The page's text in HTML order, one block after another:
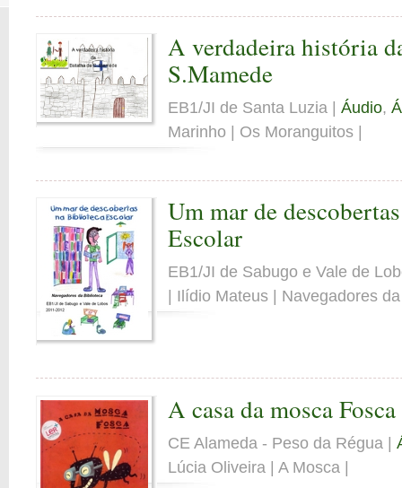
A verdadeira história
S.Mamede
EB1/JI de Santa Luzia |Áudio,
Marinho | Os Moranguitos |
Um mar de
Escolar
EB1/JI de Sabugo e Vale de
| Ilídio Mateus | Navegadores
A casa da mosca Fosca
CE Alameda - Peso da Régua |
Lúcia Oliveira | A Mosca |